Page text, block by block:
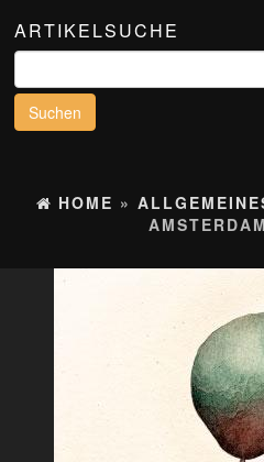
ARTIKELSUCHE
Suchen
nach:
HOME »